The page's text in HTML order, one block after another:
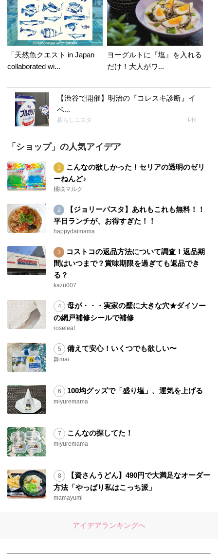
「天然魚クエスト in Japan
collaborated wi...
ヨーグルトに『塩』を入れる
だけ！大人がワ...
【渋谷で開催】明治の『コレスキ診断』イ
ベ...
暮らしニスタ PR
「ショップ」の人気アイデア
こんなの欲しかった！セリアの透明のゼリ
ーねんど♪
桃咲マルク
【ジョリーパスタ】あれもこれも無料！！
平日ランチが、お得すぎた！！
happydaimama
コストコの返品方法について調査！返品期
間はいつまで？賞味期限を過ぎても返品でき
る？
kazu007
母が・・・実家の壁に大きな穴★ダイソー
の網戸補修シールで補修
roseleaf
備えて安心！いくつでも欲しい〜
舞mai
100均グッズで「盛り塩」、運気を上げる
miyuremama
こんなの探してた！
miyuremama
【資さんうどん】490円で大満足なオーダー
方法「やっぱり私はこっち派」
mamayumi
アイデアランキングへ